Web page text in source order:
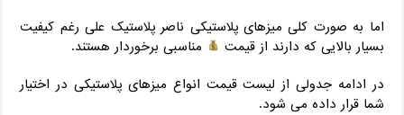
اما به صورت کلی میزهای پلاستیکی ناصر پلاستیک علی رغم کیفیت
بسیار بالایی که دارند از قیمت
مناسبی برخوردار هستند.
در ادامه جدولی از لیست قیمت انواع میزهای پلاستیکی در اختیار
شما قرار داده می شود.